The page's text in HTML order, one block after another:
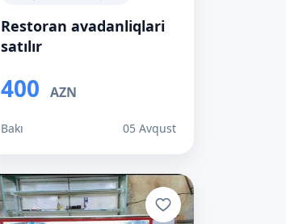
Restoran avadanliqlari
satılır
400 AZN
Bakı 05 Avqust